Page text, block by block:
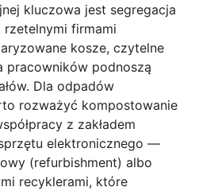
kluczowa jest segregacja
firmami
kosze, czytelne
pracowników podnoszą
Dla odpadów
rozważyć kompostowanie
z zakładem
elektronicznego —
(refurbishment) albo
recyklerami, które